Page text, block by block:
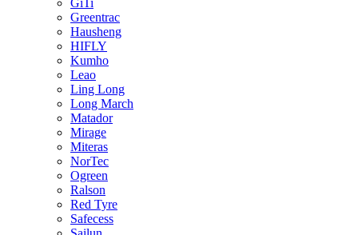
GiTi
Greentrac
Hausheng
HIFLY
Kumho
Leao
Ling Long
Long March
Matador
Mirage
Miteras
NorTec
Ogreen
Ralson
Red Tyre
Safecess